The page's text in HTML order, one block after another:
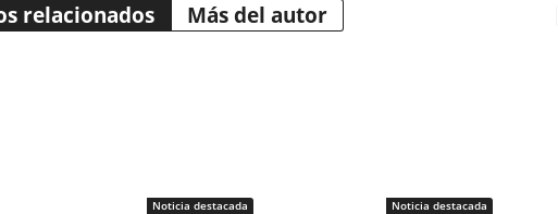
relacionados Más del autor
Noticia destacada Noticia destacada